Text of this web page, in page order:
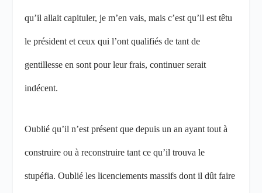
qu’il allait capituler, je m’en vais, mais c’est qu’il est têtu
le président et ceux qui l’ont qualifiés de tant de
gentillesse en sont pour leur frais, continuer serait
indécent.
Oublié qu’il n’est présent que depuis un an ayant tout à
construire ou à reconstruire tant ce qu’il trouva le
stupéfia. Oublié les licenciements massifs dont il dût faire